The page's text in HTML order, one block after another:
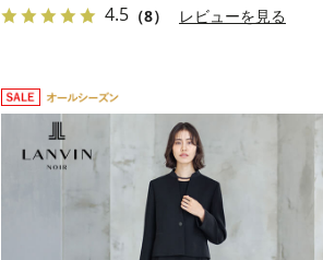
4.5（8） レビューを見る